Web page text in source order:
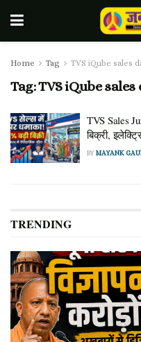
Home Tag TVS iQube sales
Tag:TVS iQube sales
TVS Sales
बिक्री,
BYMAYANK
TRENDING